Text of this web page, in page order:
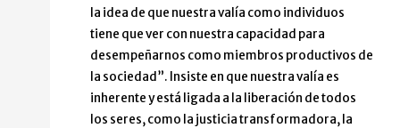
la idea de que nuestra valía como individuos
tiene que ver con nuestra capacidad para
desempeñarnos como miembros productivos de
la sociedad”. Insiste en que nuestra valía es
inherente y está ligada a la liberación de todos
los seres, como la justicia transformadora, la